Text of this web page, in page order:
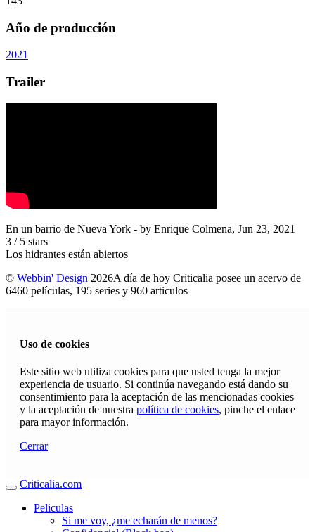
Año de producción
2021
Trailer
En un barrio de Nueva York - by Enrique Colmena, Jun 23, 2021
3 / 5 stars
Los hidrantes están abiertos
© Webbin' Design 2026A día de hoy Criticalia posee un acervo de
6460 películas, 195 series y 960 articulos
Uso de cookies
Este sitio web utiliza cookies para que usted tenga la mejor
experiencia de usuario. Si continúa navegando está dando su
consentimiento para la aceptación de las mencionadas cookies
y la aceptación de nuestra política de cookies, pinche el enlace
para mayor información.
Cerrar
Criticalia.com
Peliculas
Si me voy, ¿me echarán de menos?